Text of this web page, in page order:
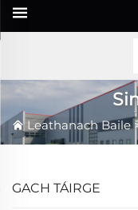
Leathanach Baile
GACH TÁIRGE